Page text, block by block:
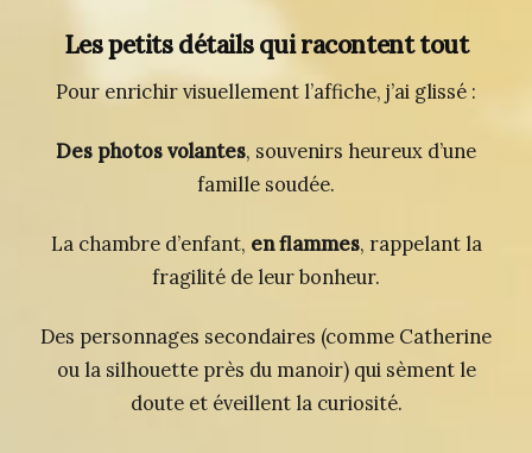
Les petits détails qui racontent tout
Pour enrichir visuellement l’affiche, j’ai glissé :
Des photos volantes, souvenirs heureux d’une
famille soudée.
La chambre d’enfant, en flammes, rappelant la
fragilité de leur bonheur.
Des personnages secondaires (comme Catherine
ou la silhouette près du manoir) qui sèment le
doute et éveillent la curiosité.